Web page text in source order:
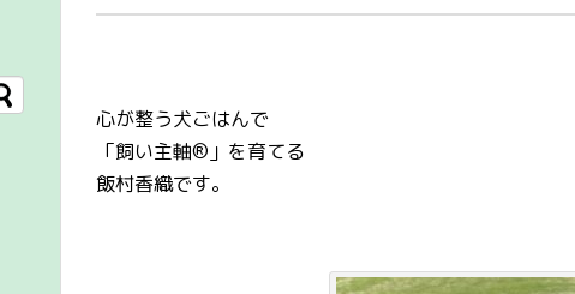
心が整う犬ごはんで
「飼い主軸®️」を育てる
飯村香織です。